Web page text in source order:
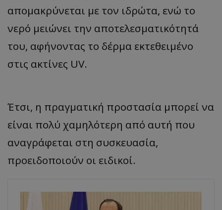
απομακρύνεται με τον ιδρώτα, ενώ το
νερό μειώνει την αποτελεσματικότητά
του, αφήνοντας το δέρμα εκτεθειμένο
στις ακτίνες UV.
Έτσι, η πραγματική προστασία μπορεί να
είναι πολύ χαμηλότερη από αυτή που
αναγράφεται στη συσκευασία,
προειδοποιούν οι ειδικοί.